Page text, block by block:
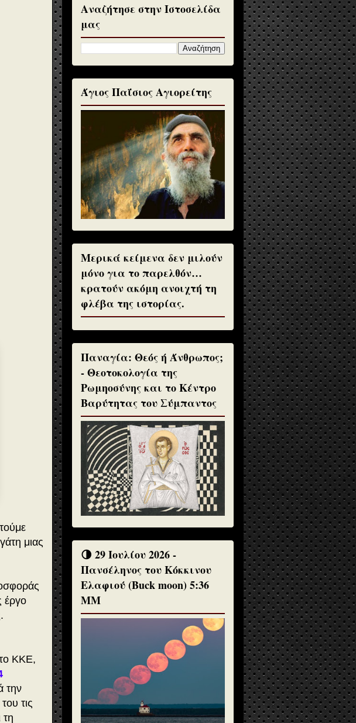
μιας
έργο
ΚΚΕ,
την
τις
τη
Αναζήτησε στην Ιστοσελίδα
μας
Άγιος Παΐσιος Αγιορείτης
Μερικά κείμενα δεν μιλούν
μόνο για το παρελθόν…
κρατούν ακόμη ανοιχτή τη
φλέβα της ιστορίας.
Παναγία: Θεός ή Άνθρωπος;
- Θεοτοκολογία της
Ρωμηοσύνης και το Κέντρο
Βαρύτητας του Σύμπαντος
🌗 29 Ιουλίου 2026 -
Πανσέληνος του Κόκκινου
Ελαφιού (Buck moon) 5:36
ΜΜ